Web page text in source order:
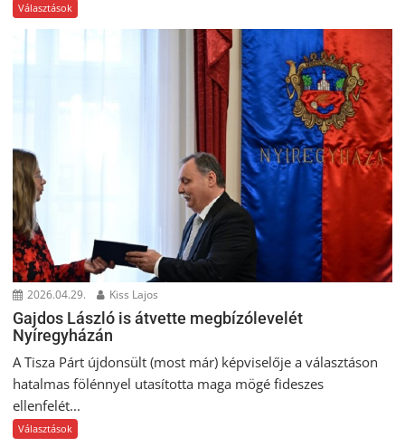
Választások
2026.04.29. Kiss Lajos
Gajdos László is átvette megbízólevelét
Nyíregyházán
A Tisza Párt újdonsült (most már) képviselője a választáson
hatalmas fölénnyel utasította maga mögé fideszes
ellenfelét...
Választások